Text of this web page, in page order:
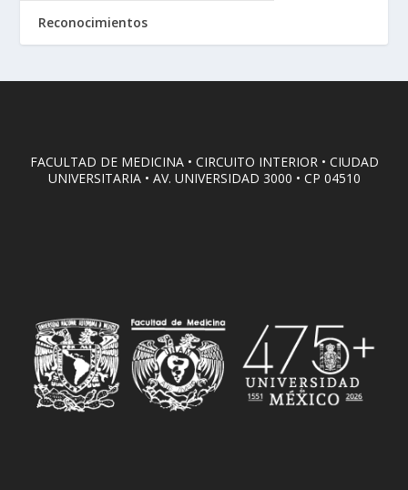
Reconocimientos
FACULTAD DE MEDICINA • CIRCUITO INTERIOR • CIUDAD
UNIVERSITARIA • AV. UNIVERSIDAD 3000 • CP 04510